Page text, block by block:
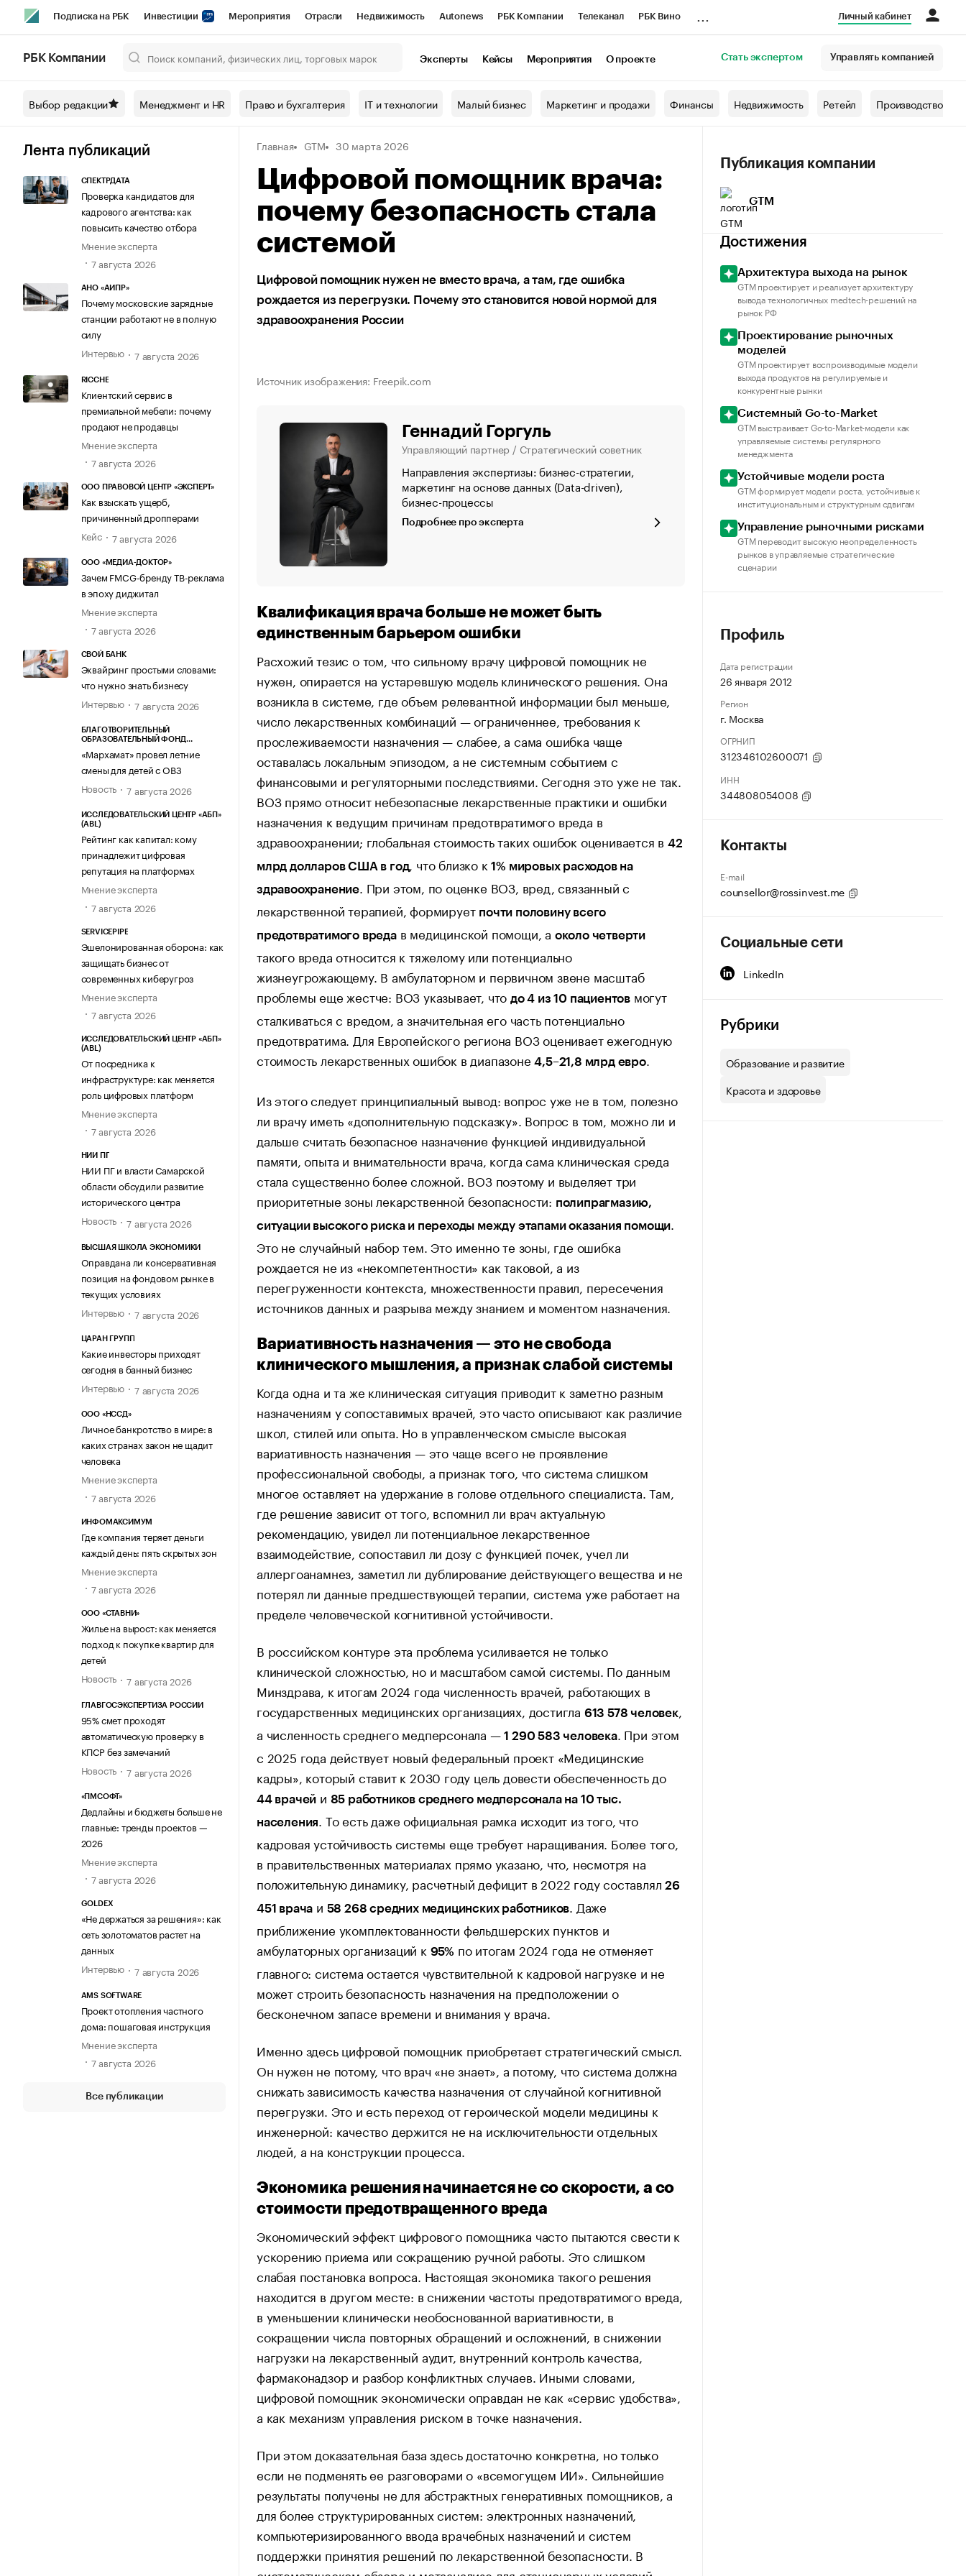
Подписка на РБК Инвестиции Мероприятия Отрасли Недвижимость Autonews РБК Компании Телеканал РБК Вино
Спецпроекты СПб Конференции СПб Спецпроекты Проверка контрагентов
Технологии и медиа Рынок наличной валюты
Личный кабинет
РБК Компании Эксперты Кейсы Мероприятия О проекте Стать экспертом Управлять компанией
Выбор редакции Менеджмент и HR Право и бухгалтерия IT и технологии Малый бизнес Маркетинг и продажи Финансы Недвижимость Ретейл Производство
Лента публикаций
СПЕКТРДАТА
Проверка кандидатов для
кадрового агентства: как
повысить качество отбора
Мнение эксперта
7 августа 2026
АНО «АИПР»
Почему московские зарядные
станции работают не в полную
силу
Интервью
7 августа 2026
RICCHE
Клиентский сервис в
премиальной мебели: почему
продают не продавцы
Мнение эксперта
7 августа 2026
ООО ПРАВОВОЙ ЦЕНТР «ЭКСПЕРТ»
Как взыскать ущерб,
причиненный дропперами
Кейс
7 августа 2026
ООО «МЕДИА-ДОКТОР»
Зачем FMCG-бренду ТВ-реклама
в эпоху диджитал
Мнение эксперта
7 августа 2026
СВОЙ БАНК
Эквайринг простыми словами:
что нужно знать бизнесу
Интервью
7 августа 2026
БЛАГОТВОРИТЕЛЬНЫЙ
ОБРАЗОВАТЕЛЬНЫЙ ФОНД
«Мархамат» провел летние
смены для детей с ОВЗ
Новость
7 августа 2026
ИССЛЕДОВАТЕЛЬСКИЙ ЦЕНТР «АБП»
(ABL)
Рейтинг как капитал: кому
принадлежит цифровая
репутация на платформах
Мнение эксперта
7 августа 2026
SERVICEPIPE
Эшелонированная оборона: как
защищать бизнес от
современных киберугроз
Мнение эксперта
7 августа 2026
ИССЛЕДОВАТЕЛЬСКИЙ ЦЕНТР «АБП»
(ABL)
От посредника к
инфраструктуре: как меняется
роль цифровых платформ
Мнение эксперта
7 августа 2026
НИИ ПГ
НИИ ПГ и власти Самарской
области обсудили развитие
исторического центра
Новость
7 августа 2026
ВЫСШАЯ ШКОЛА ЭКОНОМИКИ
Оправдана ли консервативная
позиция на фондовом рынке в
текущих условиях
Интервью
7 августа 2026
ЦАРАН ГРУПП
Какие инвесторы приходят
сегодня в банный бизнес
Интервью
7 августа 2026
ООО «НССД»
Личное банкротство в мире: в
каких странах закон не щадит
человека
Мнение эксперта
7 августа 2026
ИНФОМАКСИМУМ
Где компания теряет деньги
каждый день: пять скрытых зон
Мнение эксперта
7 августа 2026
ООО «СТАВНИ»
Жилье на вырост: как меняется
подход к покупке квартир для
детей
Новость
7 августа 2026
ГЛАВГОСЭКСПЕРТИЗА РОССИИ
95% смет проходят
автоматическую проверку в
КПСР без замечаний
Новость
7 августа 2026
«ПМСОФТ»
Дедлайны и бюджеты больше не
главные: тренды проектов —
2026
Мнение эксперта
7 августа 2026
GOLDEX
«Не держаться за решения»: как
сеть золотоматов растет на
данных
Интервью
7 августа 2026
AMS SOFTWARE
Проект отопления частного
дома: пошаговая инструкция
Мнение эксперта
7 августа 2026
Все публикации
Главная GTM 30 марта 2026
Цифровой помощник врача:
почему безопасность стала
системой
Цифровой помощник нужен не вместо врача, а там, где ошибка
рождается из перегрузки. Почему это становится новой нормой для
здравоохранения России
Источник изображения: Freepik.com
Геннадий Горгуль
Управляющий партнер / Стратегический советник
Направления экспертизы: бизнес-стратегии,
маркетинг на основе данных (Data-driven),
бизнес-процессы
Подробнее про эксперта
Квалификация врача больше не может быть
единственным барьером ошибки
Расхожий тезис о том, что сильному врачу цифровой помощник не
нужен, опирается на устаревшую модель клинического решения. Она
возникла в системе, где объем релевантной информации был меньше,
число лекарственных комбинаций — ограниченнее, требования к
прослеживаемости назначения — слабее, а сама ошибка чаще
оставалась локальным эпизодом, а не системным событием с
финансовыми и регуляторными последствиями. Сегодня это уже не так.
ВОЗ прямо относит небезопасные лекарственные практики и ошибки
назначения к ведущим причинам предотвратимого вреда в
здравоохранении; глобальная стоимость таких ошибок оценивается в 42
млрд долларов США в год
, что близко к1% мировых расходов на
здравоохранение
. При этом, по оценке ВОЗ, вред, связанный с
лекарственной терапией, формирует почти половину всего
предотвратимого вредав медицинской помощи, а около четверти
такого вреда относится к тяжелому или потенциально
жизнеугрожающему. В амбулаторном и первичном звене масштаб
проблемы еще жестче: ВОЗ указывает, что до 4 из 10 пациентов могут
сталкиваться с вредом, а значительная его часть потенциально
предотвратима. Для Европейского региона ВОЗ оценивает ежегодную
стоимость лекарственных ошибок в диапазоне4,5–21,8 млрд евро.
Из этого следует принципиальный вывод: вопрос уже не в том, полезно
ли врачу иметь «дополнительную подсказку». Вопрос в том, можно ли и
дальше считать безопасное назначение функцией индивидуальной
памяти, опыта и внимательности врача, когда сама клиническая среда
стала существенно более сложной. ВОЗ поэтому и выделяет три
приоритетные зоны лекарственной безопасности: полипрагмазию,
ситуации высокого риска и переходы между этапами оказания помощи
Это не случайный набор тем. Это именно те зоны, где ошибка
рождается не из «некомпетентности» как таковой, а из
перегруженности контекста, множественности правил, пересечения
источников данных и разрыва между знанием и моментом назначения.
Вариативность назначения — это не свобода
клинического мышления, а признак слабой системы
Когда одна и та же клиническая ситуация приводит к заметно разным
назначениям у сопоставимых врачей, это часто описывают как различие
школ, стилей или опыта. Но в управленческом смысле высокая
вариативность назначения — это чаще всего не проявление
профессиональной свободы, а признак того, что система слишком
многое оставляет на удержание в голове отдельного специалиста. Там,
где решение зависит от того, вспомнил ли врач актуальную
рекомендацию, увидел ли потенциальное лекарственное
взаимодействие, сопоставил ли дозу с функцией почек, учел ли
аллергоанамнез, заметил ли дублирование действующего вещества и не
потерял ли данные предшествующей терапии, система уже работает на
пределе человеческой когнитивной устойчивости.
В российском контуре эта проблема усиливается не только
клинической сложностью, но и масштабом самой системы. По данным
Минздрава, к итогам 2024 года численность врачей, работающих в
государственных медицинских организациях, достигла 613 578 человек,
а численность среднего медперсонала —1 290 583 человека. При этом
с 2025 года действует новый федеральный проект «Медицинские
кадры», который ставит к 2030 году цель довести обеспеченность до
44 врачей и 85 работников среднего медперсонала на 10 тыс.
населения
. То есть даже официальная рамка исходит из того, что
кадровая устойчивость системы еще требует наращивания. Более того,
в правительственных материалах прямо указано, что, несмотря на
положительную динамику, расчетный дефицит в 2022 году составлял26
451 врача и 58 268 средних медицинских работников
. Даже
приближение укомплектованности фельдшерских пунктов и
амбулаторных организаций к 95% по итогам 2024 года не отменяет
главного: система остается чувствительной к кадровой нагрузке и не
может строить безопасность назначения на предположении о
бесконечном запасе времени и внимания у врача.
Именно здесь цифровой помощник приобретает стратегический смысл.
Он нужен не потому, что врач «не знает», а потому, что система должна
снижать зависимость качества назначения от случайной когнитивной
перегрузки. Это и есть переход от героической модели медицины к
инженерной: качество держится не на исключительности отдельных
людей, а на конструкции процесса.
Экономика решения начинается не со скорости, а со
стоимости предотвращенного вреда
Экономический эффект цифрового помощника часто пытаются свести к
ускорению приема или сокращению ручной работы. Это слишком
слабая постановка вопроса. Настоящая экономика такого решения
находится в другом месте: в снижении частоты предотвратимого вреда,
в уменьшении клинически необоснованной вариативности, в
сокращении числа повторных обращений и осложнений, в снижении
нагрузки на лекарственный аудит, внутренний контроль качества,
фармаконадзор и разбор конфликтных случаев. Иными словами,
цифровой помощник экономически оправдан не как «сервис удобства»,
а как механизм управления риском в точке назначения.
При этом доказательная база здесь достаточно конкретна, но только
если не подменять ее разговорами о «всемогущем ИИ». Сильнейшие
результаты получены не для абстрактных генеративных помощников, а
для более структурированных систем: электронных назначений,
компьютеризированного ввода врачебных назначений и систем
поддержки принятия решений по лекарственной безопасности. В
Публикация компании
GTM
Достижения
Архитектура выхода на рынок
GTM проектирует и реализует архитектуру
вывода технологичных medtech-решений на
рынок РФ
Проектирование рыночных
моделей
GTM проектирует воспроизводимые модели
выхода продуктов на регулируемые и
конкурентные рынки
Системный Go-to-Market
GTM выстраивает Go-to-Market-модели как
управляемые системы регулярного
менеджмента
Устойчивые модели роста
GTM формирует модели роста, устойчивые к
институциональным и структурным сдвигам
Управление рыночными рисками
GTM переводит высокую неопределенность
рынков в управляемые стратегические
сценарии
Профиль
Дата регистрации
26 января 2012
Регион
г. Москва
ОГРНИП
312346102600071
ИНН
344808054008
Контакты
E-mail
counsellor@rossinvest.me
Социальные сети
LinkedIn
Рубрики
Образование и развитие
Красота и здоровье